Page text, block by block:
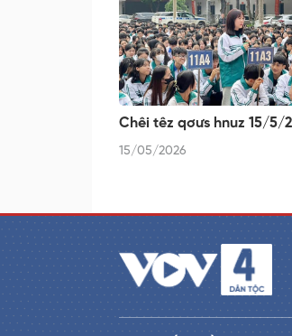
Chêi têz qơưs hnuz 15/5/
15/05/2026